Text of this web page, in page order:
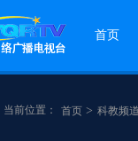
首页
当前位置： 首页 > 科教频